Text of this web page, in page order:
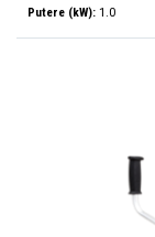
Putere (kW): 1.0